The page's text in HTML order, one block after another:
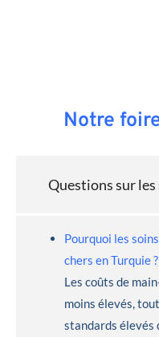
Notre
Questions sur
Pourquoi les
chers en Turquie ?
Les coûts de
moins élevés,
standards élevés